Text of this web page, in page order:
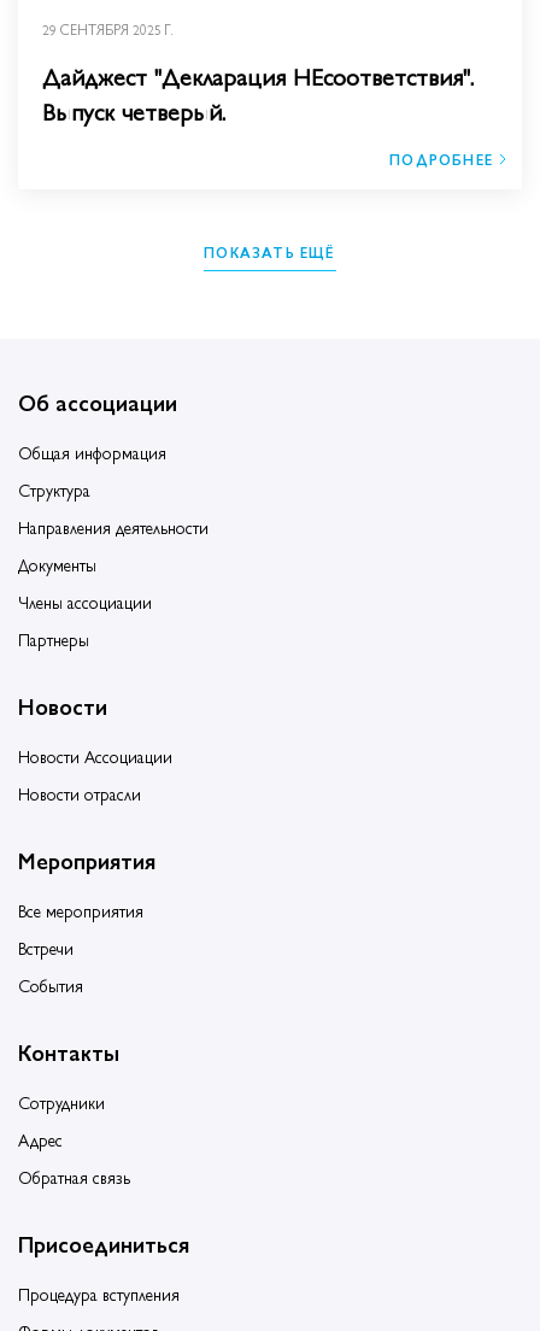
29 СЕНТЯБРЯ 2025 Г.
Дайджест "Декларация НЕсоответствия".
Выпуск четверый.
ПОДРОБНЕЕ
ПОКАЗАТЬ ЕЩЁ
Об ассоциации
Общая информация
Структура
Направления деятельности
Документы
Члены ассоциации
Партнеры
Новости
Новости Ассоциации
Новости отрасли
Мероприятия
Все мероприятия
Встречи
События
Контакты
Сотрудники
Адрес
Обратная связь
Присоединиться
Процедура вступления